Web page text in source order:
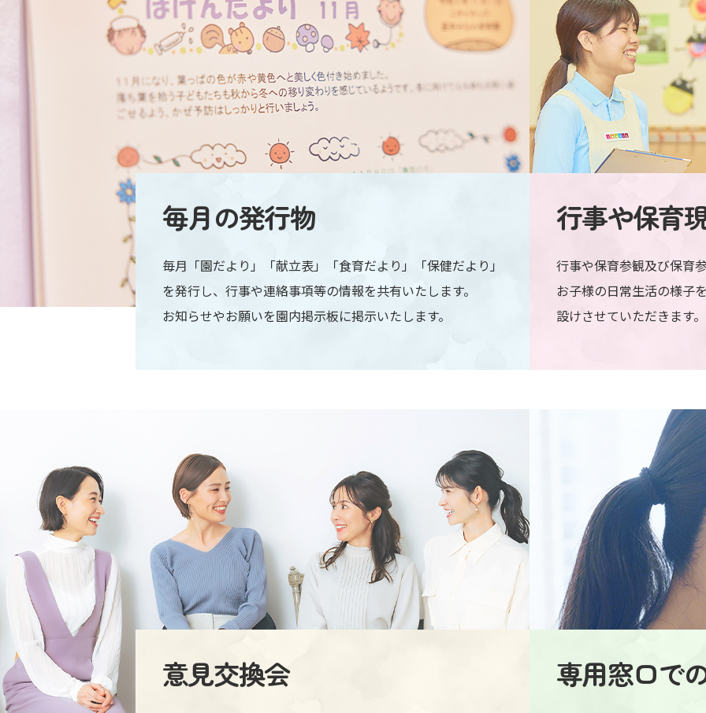
毎月の発行物
毎月「園だより」「献立表」「食育だより」「保健だより」
を発行し、行事や連絡事項等の情報を共有いたします。
お知らせやお願いを園内掲示板に掲示いたします。
行事や保育
行事や保育参観及び保育
お子様の日常生活の様子
設けさせていただきます。
意見交換会 専用窓口で